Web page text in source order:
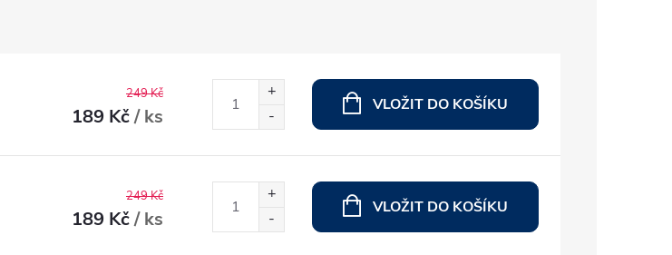
249 Kč
189 Kč/ ks VLOŽIT DO KOŠÍKU
249 Kč
189 Kč/ ks VLOŽIT DO KOŠÍKU